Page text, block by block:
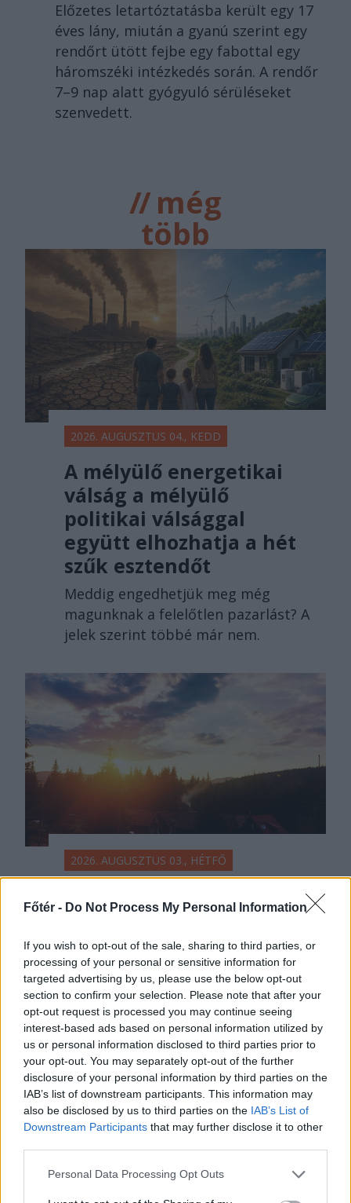
Főtér - Do Not Process My Personal Information
If you wish to opt-out of the sale, sharing to third parties, or
processing of your personal or sensitive information for
targeted advertising by us, please use the below opt-out
section to confirm your selection. Please note that after your
opt-out request is processed you may continue seeing
interest-based ads based on personal information utilized by
us or personal information disclosed to third parties prior to
your opt-out. You may separately opt-out of the further
disclosure of your personal information by third parties on the
IAB’s list of downstream participants. This information may
also be disclosed by us to third parties on the IAB’s List of
Downstream Participants that may further disclose it to other
Personal Data Processing Opt Outs
Előzetes letartóztatásba került egy 17
éves lány, miután a gyanú szerint egy
rendőrt ütött fejbe egy fabottal egy
háromszéki intézkedés során. A rendőr
7–9 nap alatt gyógyuló sérüléseket
szenvedett.
//még
több
főtér.ro
2026. AUGUSZTUS 04., KEDD
A mélyülő energetikai
válság a mélyülő
politikai válsággal
együtt elhozhatja a hét
szűk esztendőt
Meddig engedhetjük meg még
magunknak a felelőtlen pazarlást? A
jelek szerint többé már nem.
2026. AUGUSZTUS 03., HÉTFŐ
Amikor a párhuzamos
valóságok találkoznak
egy hegyi legelőn
A városi ember hőkupola idején
igyekszik felhúzódni a hegyekbe, ha
nem kedveli a mediterrán
éghajlatot. Ahonnan a helyiek
bármit megadnának, ha
elmehetnének a világon bárhova.